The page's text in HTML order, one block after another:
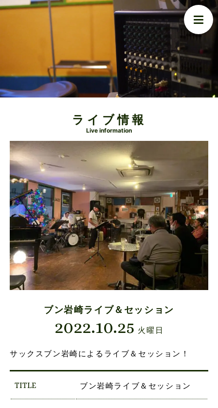
ライブ情報
Live information
ブン岩崎ライブ＆セッション
2022.10.25 火曜日
サックスブン岩崎によるライブ＆セッション！
TITLE ブン岩崎ライブ＆セッション